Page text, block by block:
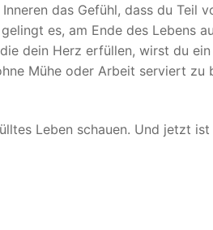
das Gefühl, dass du Teil
es, am Ende des Lebens
dein Herz erfüllen, wirst du ein
Mühe oder Arbeit serviert zu
Leben schauen. Und jetzt